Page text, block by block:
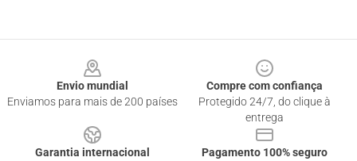
Envio mundial
Enviamos para mais de 200 países
Compre com confiança
Protegido 24/7, do clique à
entrega
Garantia internacional
Pagamento 100% seguro